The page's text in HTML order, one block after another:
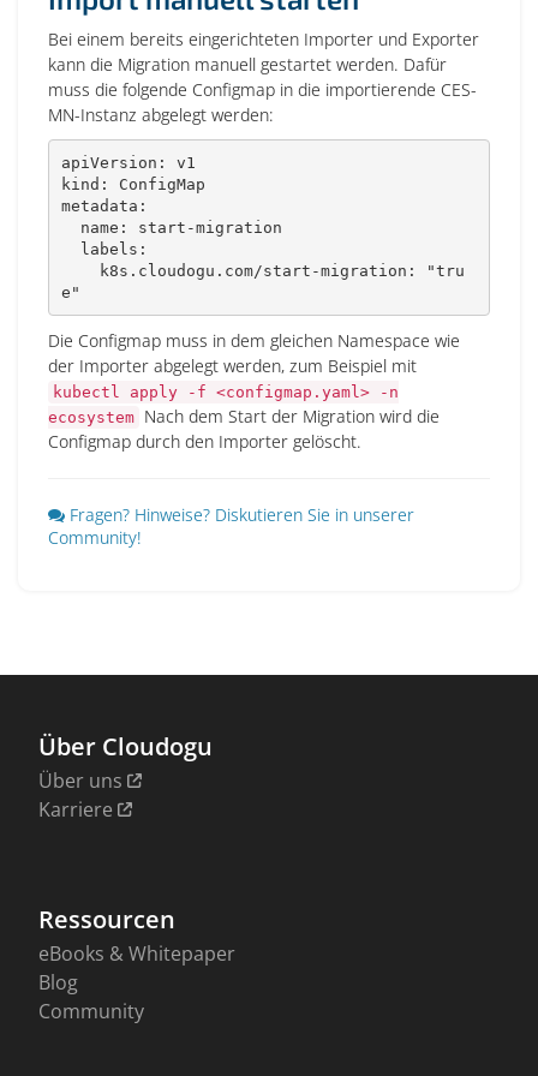
Bei einem bereits eingerichteten Importer und Exporter
kann die Migration manuell gestartet werden. Dafür
muss die folgende Configmap in die importierende CES-
MN-Instanz abgelegt werden:
apiVersion :
kind :
metadata :
name : start -migration
labels :
k8s.cloudogu.com/start-migration :
"tru
e"
Die Configmap muss in dem gleichen Namespace wie
der Importer abgelegt werden, zum Beispiel mit
kubectl apply -f <configmap.yaml> -n
ecosystem Nach dem Start der Migration wird die
Configmap durch den Importer gelöscht.
Fragen? Hinweise? Diskutieren Sie in unserer
Community!